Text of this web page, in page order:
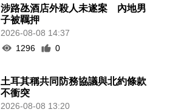
涉路氹酒店外殺人未遂案 內地男
子被羈押
2026-08-08 14:37
1296
0
土耳其稱共同防務協議與北約條款
不衝突
2026-08-08 13:20